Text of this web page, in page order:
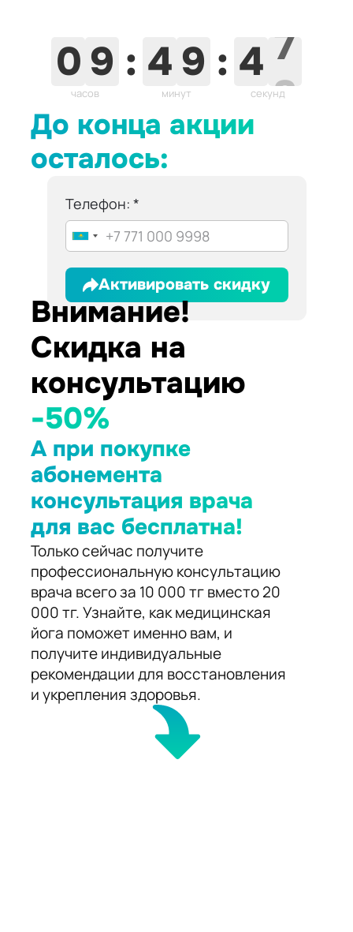
0 9 :
часов
4 9 :
минут
4 6
секунд
До конца акции
осталось:
Телефон:
Активировать скидку
Внимание!
Скидка на
консультацию
-50%
А при покупке
абонемента
консультация врача
для вас бесплатна!
Только сейчас получите
профессиональную консультацию
врача всего за 10 000 тг вместо 20
000 тг. Узнайте, как медицинская
йога поможет именно вам, и
получите индивидуальные
рекомендации для восстановления
и укрепления здоровья.